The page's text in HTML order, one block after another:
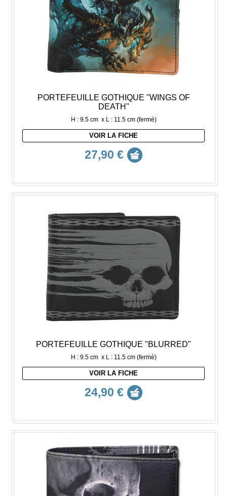
PORTEFEUILLE GOTHIQUE "WINGS OF
DEATH"
H : 9.5 cm x L : 11.5 cm (fermé)
VOIR LA FICHE
27,90 €
PORTEFEUILLE GOTHIQUE "BLURRED"
H : 9.5 cm x L : 11.5 cm (fermé)
VOIR LA FICHE
24,90 €